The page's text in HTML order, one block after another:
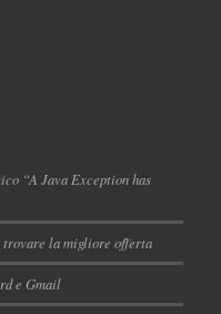
“A Java Exception has
la migliore offerta
e Gmail